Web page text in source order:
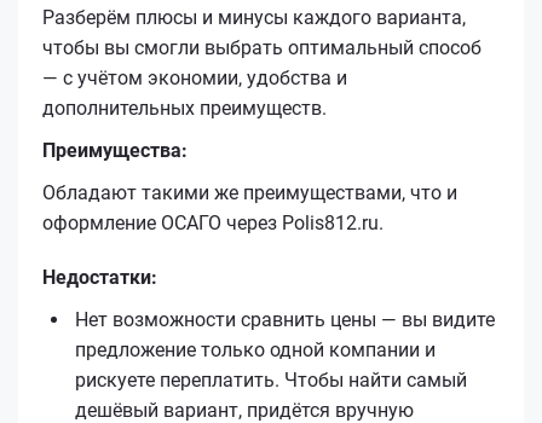
Разберём плюсы и минусы каждого варианта,
чтобы вы смогли выбрать оптимальный способ
— с учётом экономии, удобства и
дополнительных преимуществ.
Преимущества:
Обладают такими же преимуществами, что и
оформление ОСАГО через Polis812.ru.
Недостатки:
Нет возможности сравнить цены — вы видите
предложение только одной компании и
рискуете переплатить. Чтобы найти самый
дешёвый вариант, придётся вручную